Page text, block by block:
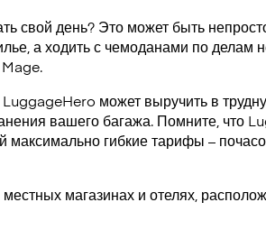
свой день? Это может быть
а ходить с чемоданами по делам
может выручить в
вашего багажа. Помните, что
максимально гибкие тарифы –
магазинах и отелях,